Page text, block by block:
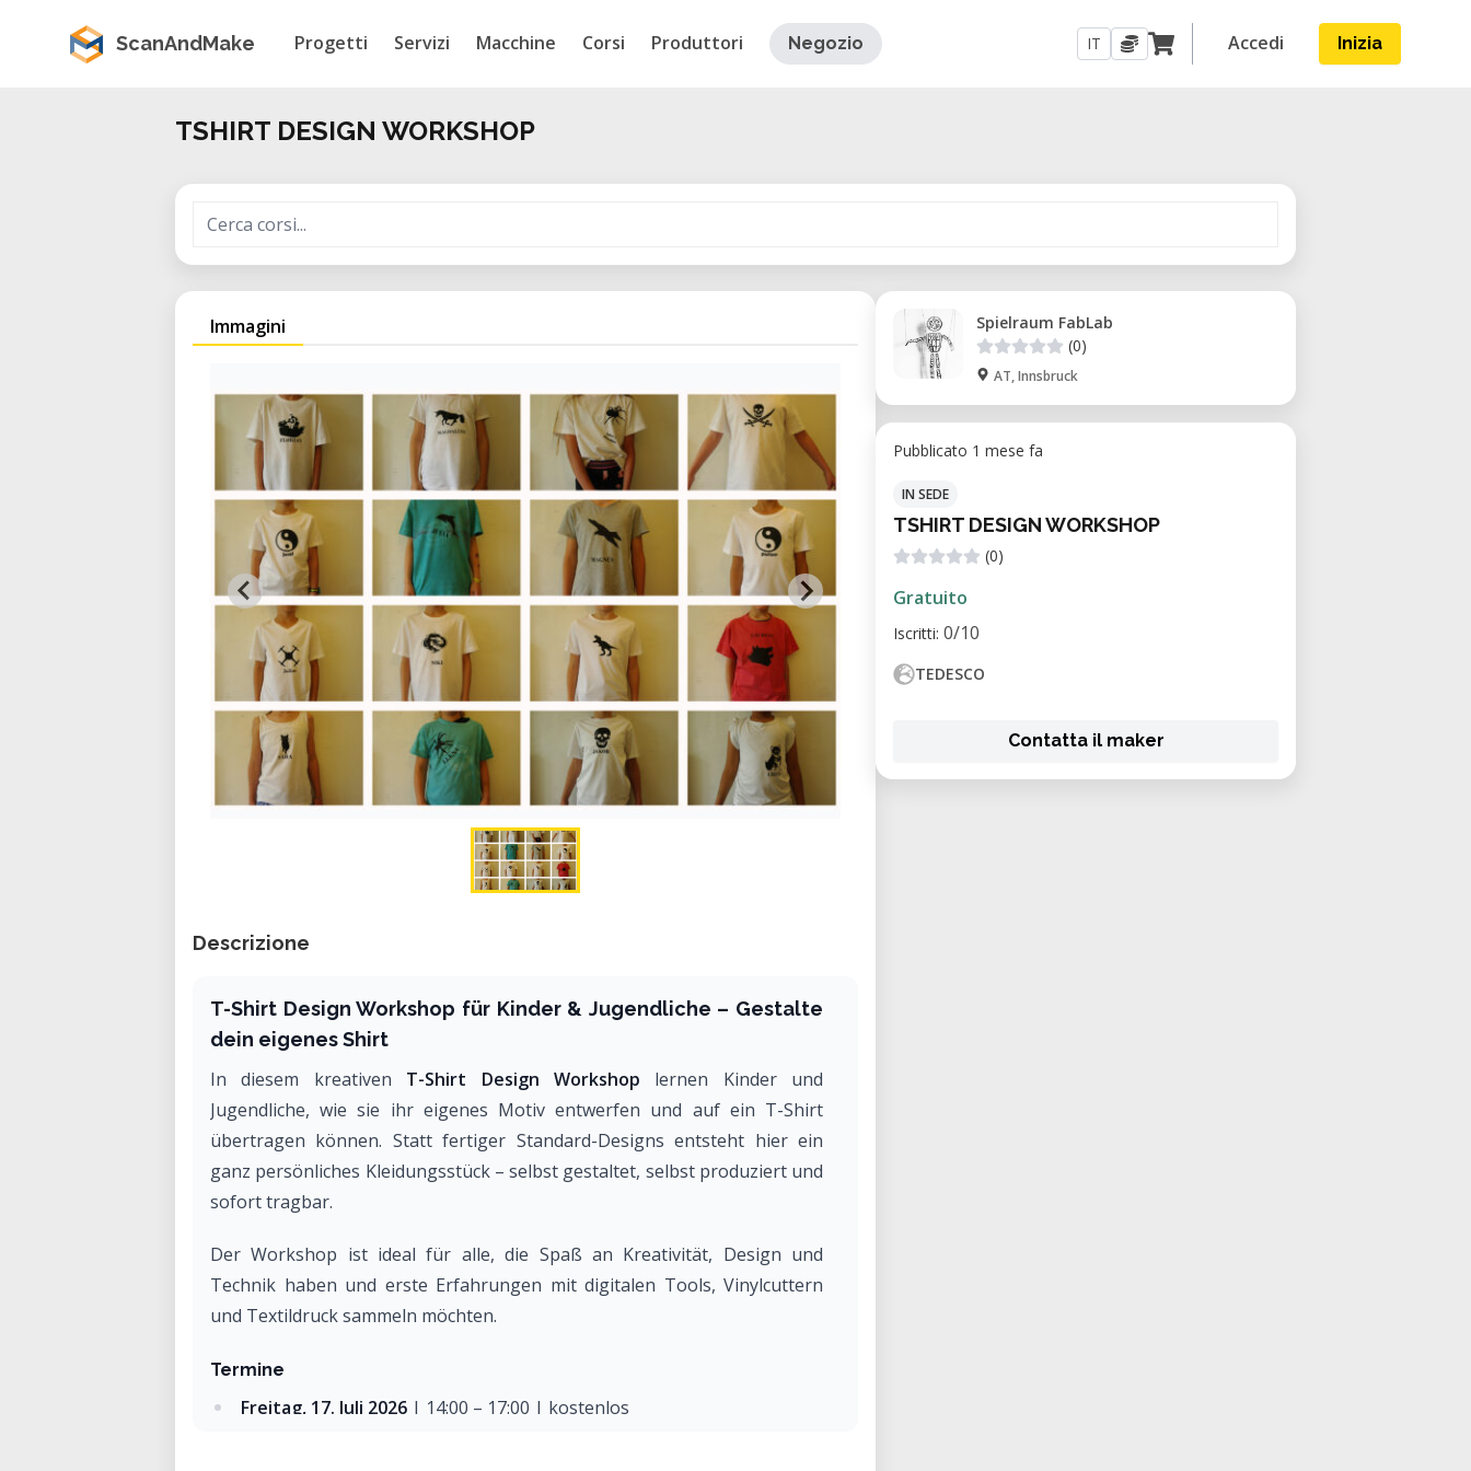
ScanAndMake Progetti Servizi Macchine Corsi Produttori Negozio IT Accedi Inizia
TSHIRT DESIGN WORKSHOP
Immagini
Descrizione
T-Shirt Design Workshop für Kinder & Jugendliche – Gestalte
dein eigenes Shirt
In diesem kreativen T-Shirt Design Workshop lernen Kinder und
Jugendliche, wie sie ihr eigenes Motiv entwerfen und auf ein T-Shirt
übertragen können. Statt fertiger Standard-Designs entsteht hier ein
ganz persönliches Kleidungsstück – selbst gestaltet, selbst produziert und
sofort tragbar.
Der Workshop ist ideal für alle, die Spaß an Kreativität, Design und
Technik haben und erste Erfahrungen mit digitalen Tools, Vinylcuttern
und Textildruck sammeln möchten.
Termine
Freitag, 17. Juli 2026 | 14:00 – 17:00 | kostenlos
Spielraum FabLab
(0)
AT, Innsbruck
Pubblicato 1 mese fa
IN SEDE
TSHIRT DESIGN WORKSHOP
(0)
Gratuito
Iscritti: 0/10
TEDESCO
Contatta il maker